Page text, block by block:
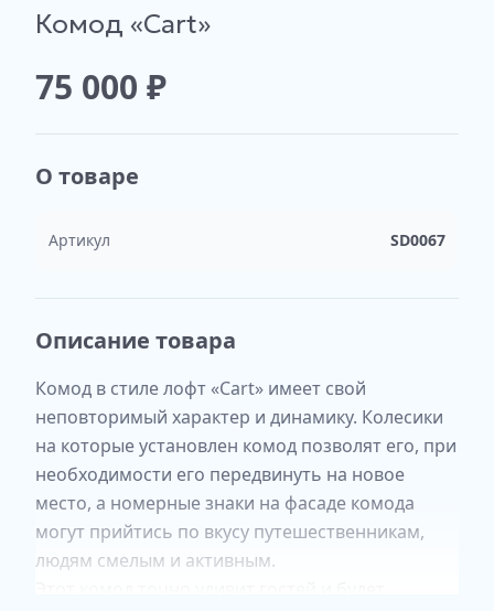
недоступно
Изображение
недоступноИзображение
Комод «Cart»
75 000 ₽
О товаре
Артикул SD0067
Описание товара
Комод в стиле лофт «Cart» имеет свой
неповторимый характер и динамику. Колесики
на которые установлен комод позволят его, при
необходимости его передвинуть на новое
место, а номерные знаки на фасаде комода
могут прийтись по вкусу путешественникам,
людям смелым и активным.